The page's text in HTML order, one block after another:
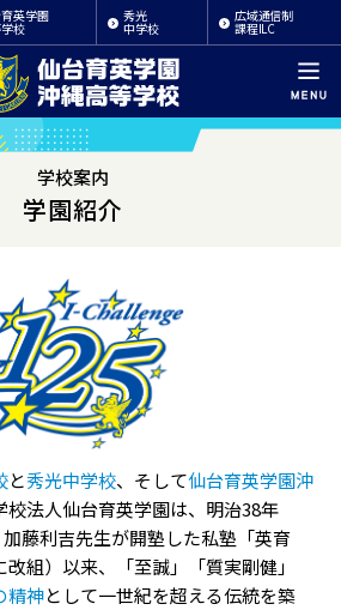
英学園
校
秀光
中学校
広域通信制
課程ILC
学校案内
学園紹介
と秀光中学校、そして仙台育英学園沖
校法人仙台育英学園は、明治38年
加藤利吉先生が開塾した私塾「英育
組）以来、「至誠」「質実剛健」
精神として一世紀を超える伝統を築